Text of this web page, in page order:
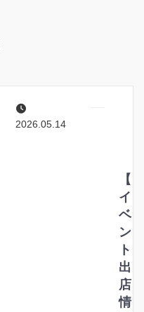
2026.05.14
【
イ
ベ
ン
ト
出
店
情